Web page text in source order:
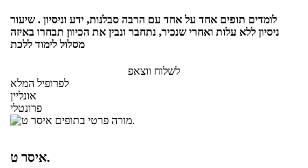
לומדים תופים אחד על אחד עם הרבה סבלנות, ידע וניסיון . שיעור
ניסיון ללא עלות ואחרי שנכיר, נתחבר ונבין את הכיוון תבחרו באיזה
מסלול לימוד ללכת
לשלוח ווצאפ
לפרופיל המלא
אונליין
פרונטלי
איסר ט.